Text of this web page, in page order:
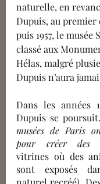
naturelle, en
Dupuis, au premier
puis 1957, le musée
classé aux
Hélas, malgré
Dupuis n’aura
Dans les années
Dupuis se
musées de Paris
pour créer des
vitrines où des
sont exposés